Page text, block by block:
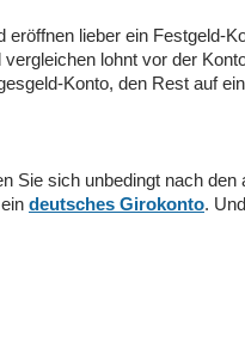
lieber ein Festgeld-
lohnt vor der
Konto, den Rest auf
Sie sich unbedingt nach den
deutsches Girokonto.